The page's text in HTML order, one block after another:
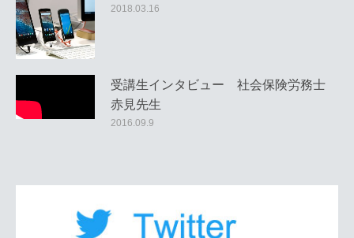
2018.03.16
受講生インタビュー 社会保険労務士
赤見先生
2016.09.9